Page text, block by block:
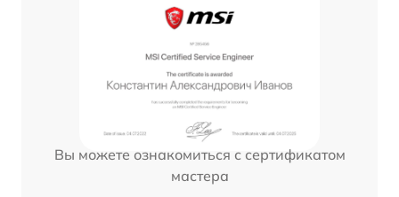
Вы можете ознакомиться с сертификатом
мастера